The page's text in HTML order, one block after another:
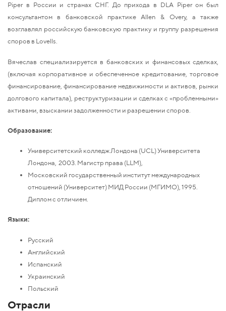
Piper в России и странах СНГ. До прихода в DLA Piper он был
консультантом в банковской практике Allen & Overy, а также
возглавлял российскую банковскую практику и группу разрешения
споров в Lovells.
Вячеслав специализируется в банковских и финансовых сделках,
(включая корпоративное и обеспеченное кредитование, торговое
финансирование, финансирование недвижимости и активов, рынки
долгового капитала), реструктуризации и сделках с «проблемными»
активами, взыскании задолженности и разрешении споров.
Образование:
Университетский колледж Лондона (UCL) Университета
Лондона, 2003. Магистр права (LLM),
Московский государственный институт международных
отношений (Университет) МИД России (МГИМО), 1995.
Диплом с отличием.
Языки:
Русский
Английский
Испанский
Украинский
Польский
Отрасли